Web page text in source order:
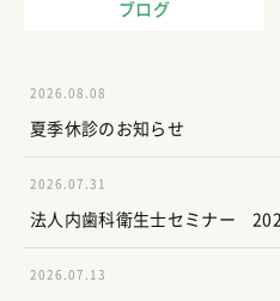
ブログ
2026.08.08
夏季休診のお知らせ
2026.07.31
法人内歯科衛生士セミナー
2026.07.13